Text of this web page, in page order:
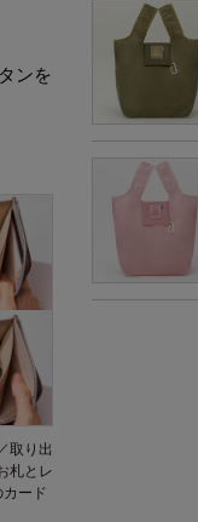
ンを
取り出
札とレ
ード